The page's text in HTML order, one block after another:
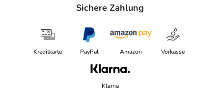
Sichere Zahlung
Kreditkarte PayPal Amazon Vorkasse
Klarna